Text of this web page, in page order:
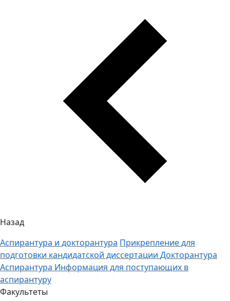
Назад
Аспирантура и докторантура Прикрепление для
подготовки кандидатской диссертации Докторантура
Аспирантура Информация для поступающих в
аспирантуру
Факультеты